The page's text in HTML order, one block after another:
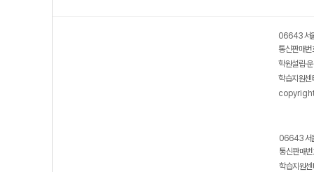
06643 서
통신판매
학원설립·
학습지원
06643 서
통신판매
학습지원